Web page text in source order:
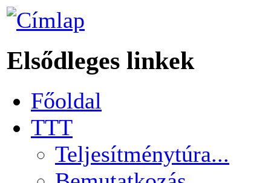
Elsődleges linkek
Főoldal
TTT
Teljesítménytúra...